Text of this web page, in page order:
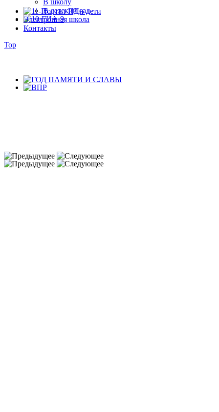
В детский сад
Электронная школа
Контакты
Top